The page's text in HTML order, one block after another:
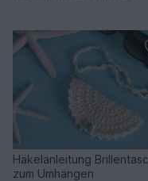
Häkelanleitung
zum Umhängen